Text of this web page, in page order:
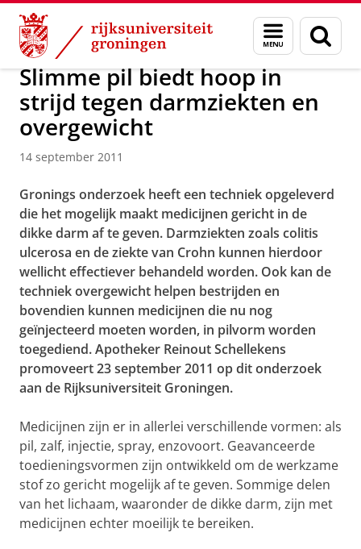
Skip
Content
Skip
Navigation
Menu
en
zoeken
Over ons Actueel Nieuws Nieuwsberichten
Slimme pil biedt hoop in
strijd tegen darmziekten en
overgewicht
14 september 2011
Gronings onderzoek heeft een techniek opgeleverd
die het mogelijk maakt medicijnen gericht in de
dikke darm af te geven. Darmziekten zoals colitis
ulcerosa en de ziekte van Crohn kunnen hierdoor
wellicht effectiever behandeld worden. Ook kan de
techniek overgewicht helpen bestrijden en
bovendien kunnen medicijnen die nu nog
geïnjecteerd moeten worden, in pilvorm worden
toegediend. Apotheker Reinout Schellekens
promoveert 23 september 2011 op dit onderzoek
aan de Rijksuniversiteit Groningen.
Medicijnen zijn er in allerlei verschillende vormen: als
pil, zalf, injectie, spray, enzovoort. Geavanceerde
toedieningsvormen zijn ontwikkeld om de werkzame
stof zo gericht mogelijk af te geven. Sommige delen
van het lichaam, waaronder de dikke darm, zijn met
medicijnen echter moeilijk te bereiken.